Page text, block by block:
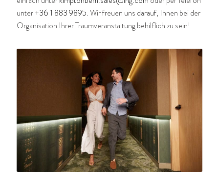
unter+36 1 883 9895. Wir freuen uns darauf, Ihnen bei der
Organisation Ihrer Traumveranstaltung behilflich zu sein!